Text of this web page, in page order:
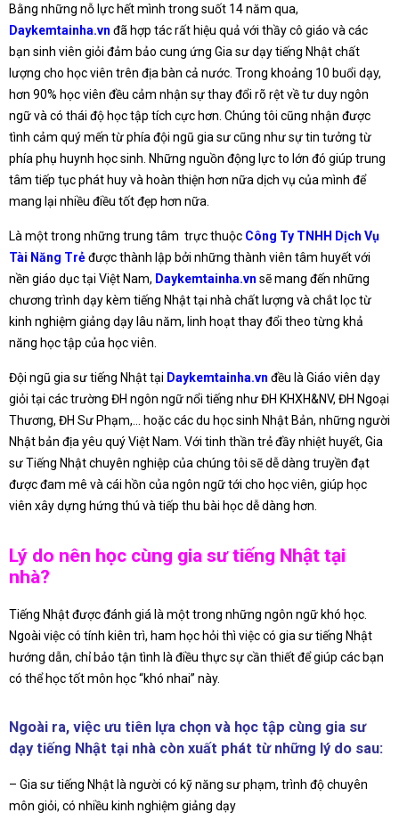
Bằng những nỗ lực hết mình trong suốt 14 năm qua,
Daykemtainha.vn đã hợp tác rất hiệu quả với thầy cô giáo và các
bạn sinh viên giỏi đảm bảo cung ứng Gia sư dạy tiếng Nhật chất
lượng cho học viên trên địa bàn cả nước. Trong khoảng 10 buổi dạy,
hơn 90% học viên đều cảm nhận sự thay đổi rõ rệt về tư duy ngôn
ngữ và có thái độ học tập tích cực hơn. Chúng tôi cũng nhận được
tình cảm quý mến từ phía đội ngũ gia sư cũng như sự tin tưởng từ
phía phụ huynh học sinh. Những nguồn động lực to lớn đó giúp trung
tâm tiếp tục phát huy và hoàn thiện hơn nữa dịch vụ của mình để
mang lại nhiều điều tốt đẹp hơn nữa.
Là một trong những trung tâm trực thuộc Công Ty TNHH Dịch Vụ
Tài Năng Trẻđược thành lập bởi những thành viên tâm huyết với
nền giáo dục tại Việt Nam, Daykemtainha.vn sẽ mang đến những
chương trình dạy kèm tiếng Nhật tại nhà chất lượng và chắt lọc từ
kinh nghiệm giảng dạy lâu năm, linh hoạt thay đổi theo từng khả
năng học tập của học viên.
Đội ngũ gia sư tiếng Nhật tại Daykemtainha.vn đều là Giáo viên dạy
giỏi tại các trường ĐH ngôn ngữ nổi tiếng như ĐH KHXH&NV, ĐH Ngoại
Thương, ĐH Sư Phạm,… hoặc các du học sinh Nhật Bản, những người
Nhật bản địa yêu quý Việt Nam. Với tinh thần trẻ đầy nhiệt huyết, Gia
sư Tiếng Nhật chuyên nghiệp của chúng tôi sẽ dễ dàng truyền đạt
được đam mê và cái hồn của ngôn ngữ tới cho học viên, giúp học
viên xây dựng hứng thú và tiếp thu bài học dễ dàng hơn.
Lý do nên học cùng gia sư tiếng Nhật tại
nhà?
Tiếng Nhật được đánh giá là một trong những ngôn ngữ khó học.
Ngoài việc có tính kiên trì, ham học hỏi thì việc có gia sư tiếng Nhật
hướng dẫn, chỉ bảo tận tình là điều thực sự cần thiết để giúp các bạn
có thể học tốt môn học “khó nhai” này.
Ngoài ra, việc ưu tiên lựa chọn và học tập cùng gia sư
dạy tiếng Nhật tại nhà còn xuất phát từ những lý do sau:
– Gia sư tiếng Nhật là người có kỹ năng sư phạm, trình độ chuyên
môn giỏi, có nhiều kinh nghiệm giảng dạy